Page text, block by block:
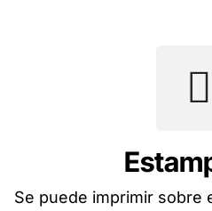
Se puede imprimir sobre